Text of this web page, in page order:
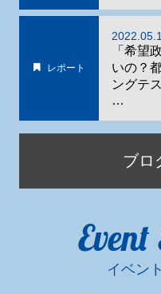
レポート
「希望
いの？
ングテ
…
ブロ
イベン